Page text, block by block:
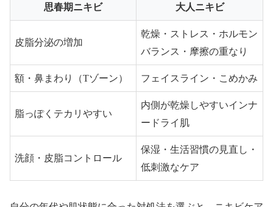
思春期ニキビ 大人ニキビ
皮脂分泌の増加
乾燥・ストレス・ホルモン
バランス・摩擦の重なり
額・鼻まわり（Tゾーン） フェイスライン・こめかみ
脂っぽくテカリやすい
内側が乾燥しやすいインナ
ードライ肌
洗顔・皮脂コントロール
保湿・生活習慣の見直し・
低刺激なケア